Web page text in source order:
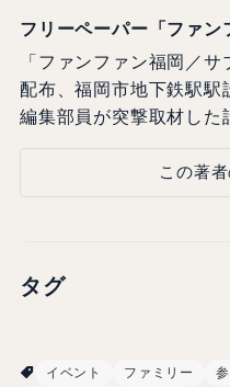
フリーペーパー「ファン
「ファンファン福岡／
配布、福岡市地下鉄駅駅
編集部員が突撃取材した
この著
タグ
イベント
ファミリー